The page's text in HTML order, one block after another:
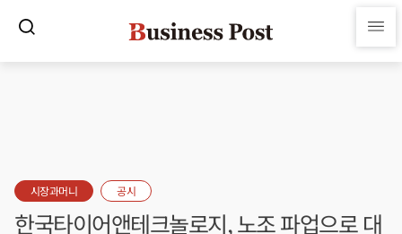
시장과머니 공시
한국타이어앤테크놀로지, 노조 파업으로 대